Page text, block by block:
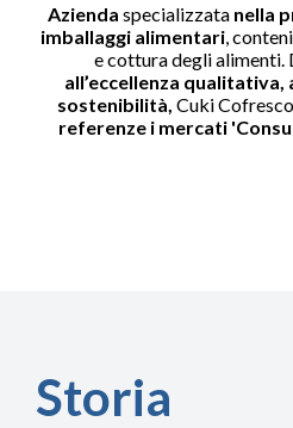
Azienda specializzatanella
imballaggi alimentari,
e cottura degli alimenti.
all’eccellenza qualitativa,
sostenibilità, Cuki Cofresco
referenze i mercati
Storia